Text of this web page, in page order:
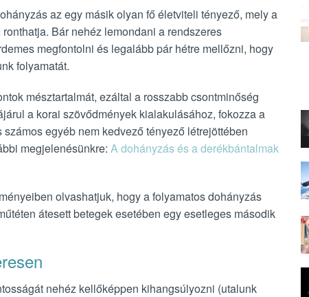
az egy másik olyan fő életviteli tényező, mely a
Bár nehéz lemondani a rendszeres
megfontolni és legalább pár hétre mellőzni, hogy
folyamatát.
mésztartalmát, ezáltal a rosszabb csontminőség
a korai szövődmények kialakulásához, fokozza a
számos egyéb nem kedvező tényező létrejöttében
megjelenésünkre: A dohányzás és a derékbántalmak
olvashatjuk, hogy a folyamatos dohányzás
átesett betegek esetében egy esetleges második
nehéz kellőképpen kihangsúlyozni (utalunk